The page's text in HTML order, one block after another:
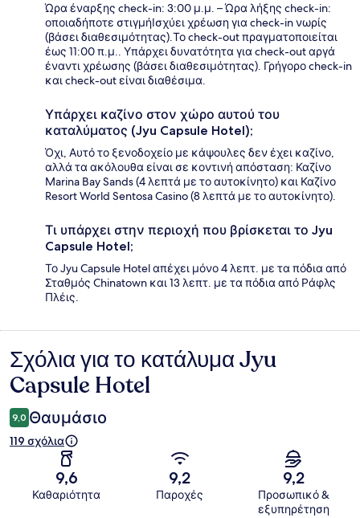
Ώρα έναρξης check-in: 3:00 μ.μ. – Ώρα λήξης check-in:
οποιαδήποτε στιγμήΙσχύει χρέωση για check-in νωρίς
(βάσει διαθεσιμότητας).Το check-out πραγματοποιείται
έως 11:00 π.μ.. Υπάρχει δυνατότητα για check-out αργά
έναντι χρέωσης (βάσει διαθεσιμότητας). Γρήγορο check-in
και check-out είναι διαθέσιμα.
Υπάρχει καζίνο στον χώρο αυτού του
καταλύματος (Jyu Capsule Hotel);
Όχι, Αυτό το ξενοδοχείο με κάψουλες δεν έχει καζίνο,
αλλά τα ακόλουθα είναι σε κοντινή απόσταση: Καζίνο
Marina Bay Sands (4 λεπτά με το αυτοκίνητο) και Καζίνο
Resort World Sentosa Casino (8 λεπτά με το αυτοκίνητο).
Τι υπάρχει στην περιοχή που βρίσκεται το Jyu
Capsule Hotel;
Το Jyu Capsule Hotel απέχει μόνο 4 λεπτ. με τα πόδια από
Σταθμός Chinatown και 13 λεπτ. με τα πόδια από Ράφλς
Πλέις.
Σχόλια
Σχόλια για το κατάλυμα Jyu
Capsule Hotel
9,0 Θαυμάσιο
119 σχόλια
9,6
Καθαριότητα
9,2
Παροχές
9,2
Προσωπικό &
εξυπηρέτηση